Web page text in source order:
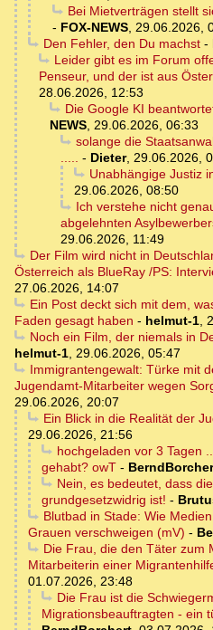
Bei Mietverträgen stellt
- FOX-NEWS, 29.06.2026,
Den Fehler, den Du machst-
Leider gibt es im Forum
Penseur, und der ist aus
28.06.2026, 12:53
Die Google KI
NEWS, 29.06.2026, 06:33
solange die
..... - Dieter, 29.06.2026,
Unabhängige Justiz
29.06.2026, 08:50
Ich verstehe nicht
abgelehnten
29.06.2026, 11:49
Der Film wird nicht in
Österreich als BlueRay /PS:
27.06.2026, 14:07
Ein Post deckt sich mit dem,
Faden gesagt haben - helmut-1,
Noch ein Film, der niemals in
helmut-1, 29.06.2026, 05:47
Immigrantengewalt: Türke mit
Jugendamt-Mitarbeiter wegen
29.06.2026, 20:07
Ein Blick in die Realität der
29.06.2026, 21:56
hochgeladen vor 3 Tagen
gehabt? owT -
Nein, es bedeutet, dass
grundgesetzwidrig ist! -
Blutbad in Stade: Wie
Grauen verschweigen (mV) -
Die Frau, die den Täter zum
Mitarbeiterin einer
01.07.2026, 23:48
Die Frau ist die
Migrationsbeauftragten - ein